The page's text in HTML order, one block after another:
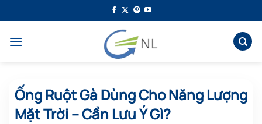
qua
dung
Ống Ruột Gà Dùng Cho Năng Lượng
Mặt Trời – Cần Lưu Ý Gì?